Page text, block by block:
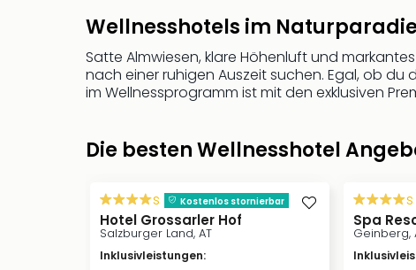
Wellnesshotels im
Satte Almwiesen, klare Höhenluft und
nach einer ruhigen Auszeit suchen. Egal, ob du
im Wellnessprogramm ist mit den exklusiven
Die besten Wellnesshotel
s Kostenlos stornierbar
Hotel Grossarler Hof
Salzburger Land, AT
Inklusivleistungen:
s
Spa
Geinberg,